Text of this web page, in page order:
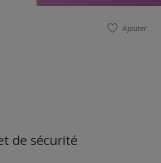
Ajouter
de sécurité